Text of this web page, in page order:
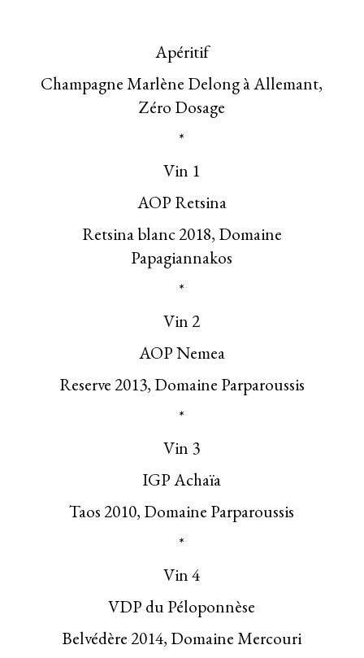
Apéritif
Champagne Marlène Delong à Allemant,
Zéro Dosage
*
Vin 1
AOP Retsina
Retsina blanc 2018, Domaine
Papagiannakos
*
Vin 2
AOP Nemea
Reserve 2013, Domaine Parparoussis
*
Vin 3
IGP Achaïa
Taos 2010, Domaine Parparoussis
*
Vin 4
VDP du Péloponnèse
Belvédère 2014, Domaine Mercouri